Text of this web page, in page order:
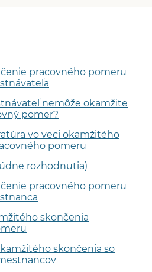
pracovného pomeru
nemôže okamžite
pomer?
vo veci okamžitého
pomeru
rozhodnutia)
pracovného pomeru
skončenia
skončenia so